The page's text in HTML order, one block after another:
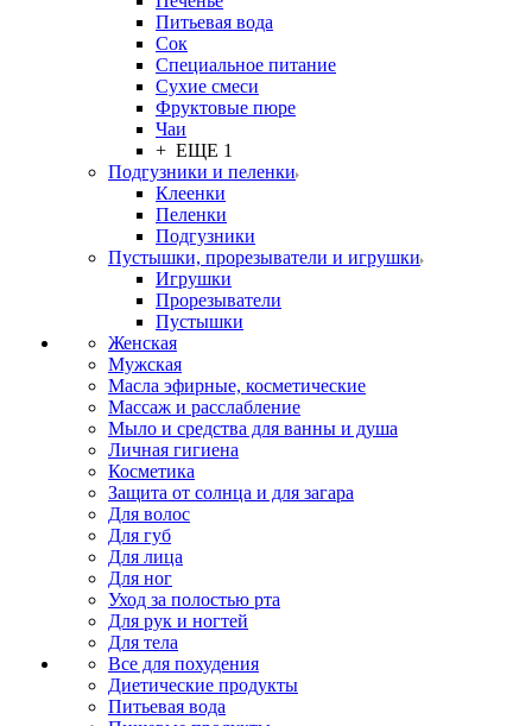
Питьевая вода
Сок
Специальное питание
Сухие смеси
Фруктовые пюре
Чаи
+ ЕЩЕ 1
Подгузники и пеленки
Клеенки
Пеленки
Подгузники
Пустышки, прорезыватели и игрушки
Игрушки
Прорезыватели
Пустышки
Женская
Мужская
Масла эфирные, косметические
Массаж и расслабление
Мыло и средства для ванны и душа
Личная гигиена
Косметика
Защита от солнца и для загара
Для волос
Для губ
Для лица
Для ног
Уход за полостью рта
Для рук и ногтей
Для тела
Все для похудения
Диетические продукты
Питьевая вода